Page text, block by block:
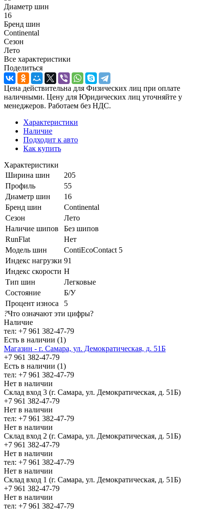
Диаметр шин
16
Бренд шин
Continental
Сезон
Лето
Все характеристики
Поделиться
Цена действительна для Физических лиц при оплате
наличными. Цену для Юридических лиц уточняйте у
менеджеров. Работаем без НДС.
Характеристики
Наличие
Подходит к авто
Как купить
Характеристики
Ширина шин
205
Профиль
55
Диаметр шин
16
Бренд шин
Continental
Сезон
Лето
Наличие шипов
Без шипов
RunFlat
Нет
Модель шин
ContiEcoContact 5
Индекс нагрузки 91
Индекс скорости H
Тип шин
Легковые
Состояние
Б/У
Процент износа
5
?Что означают эти цифры?
Наличие
тел: +7 961 382-47-79
Есть в наличии (1)
Магазин - г. Самара, ул. Демократическая, д. 51Б
+7 961 382-47-79
Есть в наличии (1)
тел: +7 961 382-47-79
Нет в наличии
Склад вход 3 (г. Самара, ул. Демократическая, д. 51Б)
+7 961 382-47-79
Нет в наличии
тел: +7 961 382-47-79
Нет в наличии
Склад вход 2 (г. Самара, ул. Демократическая, д. 51Б)
+7 961 382-47-79
Нет в наличии
тел: +7 961 382-47-79
Нет в наличии
Склад вход 1 (г. Самара, ул. Демократическая, д. 51Б)
+7 961 382-47-79
Нет в наличии
тел: +7 961 382-47-79